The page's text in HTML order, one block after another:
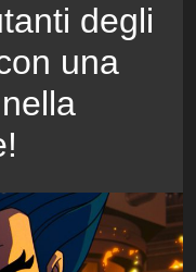
degli
una